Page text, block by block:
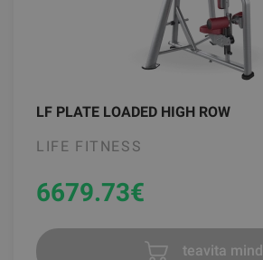
LF PLATE LOADED HIGH ROW
LIFE FITNESS
6679.73€
teavita mind